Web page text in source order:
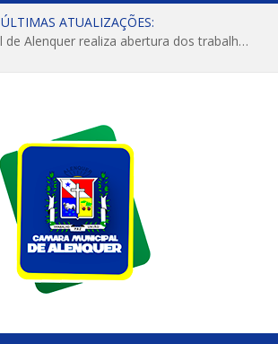
ÚLTIMAS ATUALIZAÇÕES:
Câmara Municipal de Alenquer realiza abertura dos trabalhos do 4º Período Legislativo